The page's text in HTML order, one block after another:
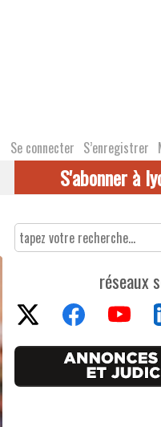
Se connecter S’enregistrer
S'abonner à
réseaux